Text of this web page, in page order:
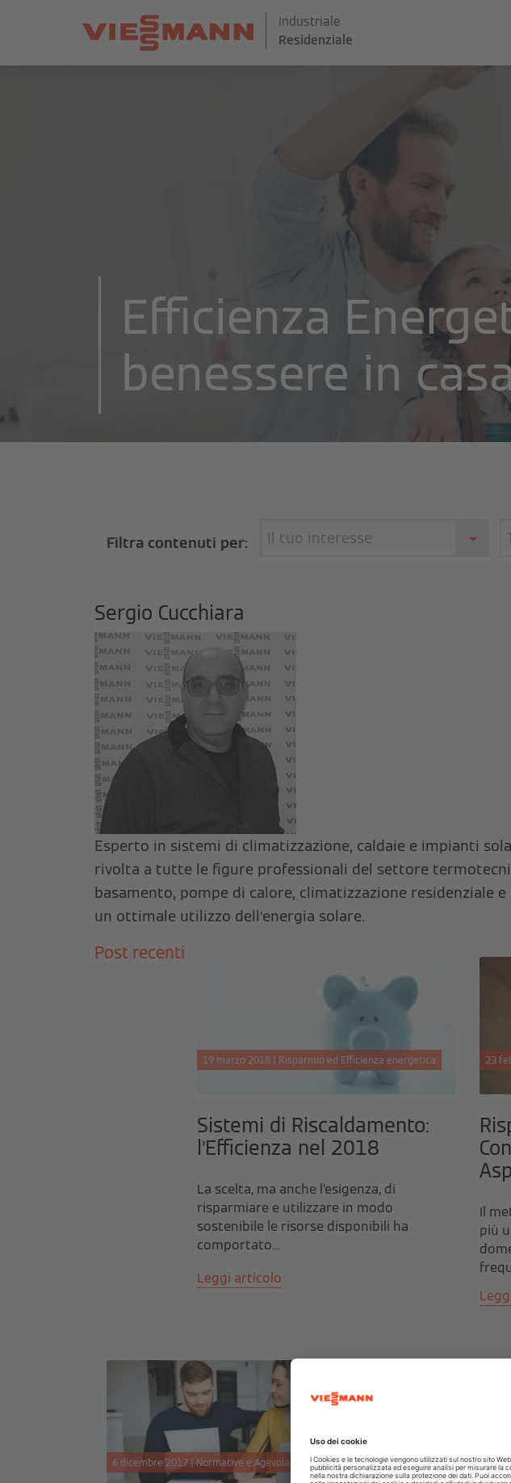
Industriale
Residenziale
Efficienza
benessere in
Filtra contenuti per: Il tuo interesse
Sergio Cucchiara
Esperto in sistemi di climatizzazione, caldaie e impianti
rivolta a tutte le figure professionali del settore
basamento, pompe di calore, climatizzazione
un ottimale utilizzo dell’energia solare.
Post recenti
19 marzo 2018 | Risparmio ed Efficienza energetica
Sistemi di Riscaldamento:
l’Efficienza nel 2018
La scelta, ma anche l’esigenza, di
risparmiare e utilizzare in modo
sostenibile le risorse disponibili ha
comportato...
Leggi articolo
23
Il
più
6 dicembre 2017 | Normative e Agevolazioni fiscali 17 novembre 2017 |